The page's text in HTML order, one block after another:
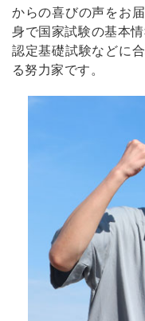
からの喜びの声をお
身で国家試験の基本
認定基礎試験などに
る努力家です。